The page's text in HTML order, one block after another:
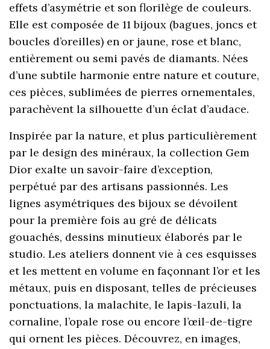
effets d’asymétrie et son florilège de couleurs.
Elle est composée de 11 bijoux (bagues, joncs et
boucles d’oreilles) en or jaune, rose et blanc,
entièrement ou semi pavés de diamants. Nées
d’une subtile harmonie entre nature et couture,
ces pièces, sublimées de pierres ornementales,
parachèvent la silhouette d’un éclat d’audace.
Inspirée par la nature, et plus particulièrement
par le design des minéraux, la collection Gem
Dior exalte un savoir-faire d’exception,
perpétué par des artisans passionnés. Les
lignes asymétriques des bijoux se dévoilent
pour la première fois au gré de délicats
gouachés, dessins minutieux élaborés par le
studio. Les ateliers donnent vie à ces esquisses
et les mettent en volume en façonnant l’or et les
métaux, puis en disposant, telles de précieuses
ponctuations, la malachite, le lapis-lazuli, la
cornaline, l’opale rose ou encore l’œil-de-tigre
qui ornent les pièces. Découvrez, en images,